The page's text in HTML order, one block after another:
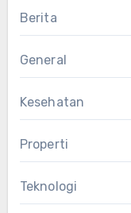
Berita
General
Kesehatan
Properti
Teknologi